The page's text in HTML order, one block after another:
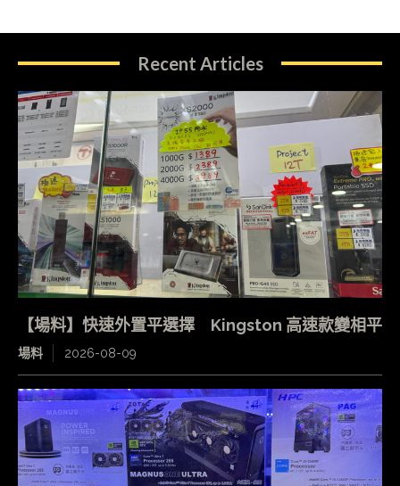
Recent Articles
【場料】快速外置平選擇 Kingston 高速款變相平
場料 2026-08-09